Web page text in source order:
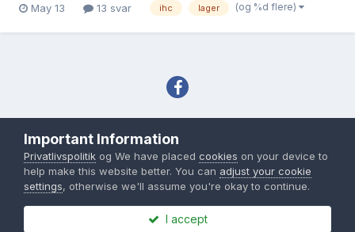
været sat i stikkontakten 24 timer i døgnet. produktliste Levering
May 13 13 svar ihc lager (og %d flere)
Copyright IHC-User.dk 2007-2026
Powered by Invision Community
Important Information
Privatlivspolitik og We have placed cookies on your device to
help make this website better. You can adjust your cookie
settings, otherwise we'll assume you're okay to continue.
I accept